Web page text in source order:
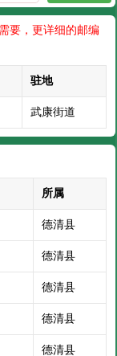
要，更详细的邮编
驻地
武康街道
所属
德清县
德清县
德清县
德清县
德清县